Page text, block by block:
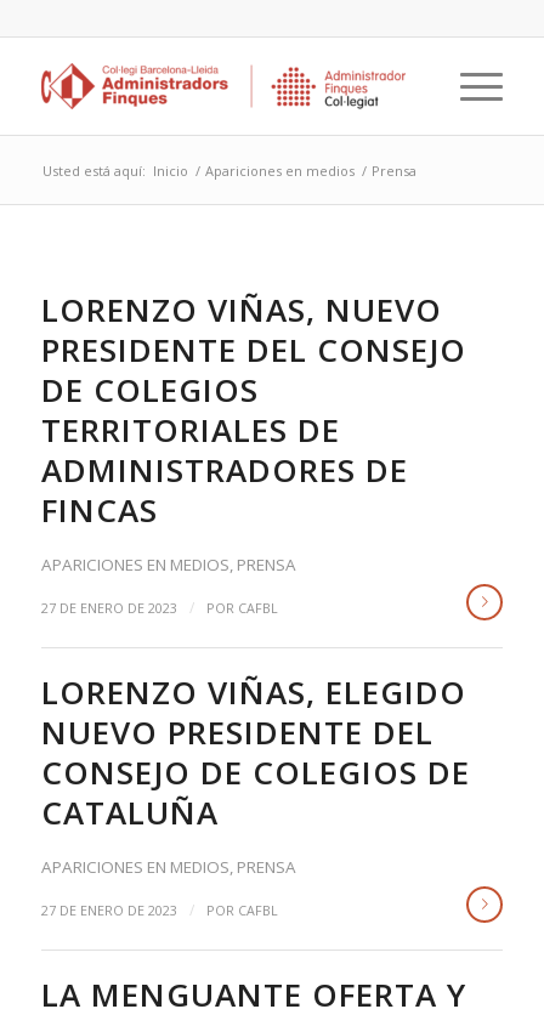
Usted está aquí: Inicio / Apariciones en medios / Prensa
LORENZO VIÑAS, NUEVO
PRESIDENTE DEL CONSEJO
DE COLEGIOS
TERRITORIALES DE
ADMINISTRADORES DE
FINCAS
APARICIONES EN MEDIOS, PRENSA
27 DE ENERO DE 2023 / POR CAFBL
LORENZO VIÑAS, ELEGIDO
NUEVO PRESIDENTE DEL
CONSEJO DE COLEGIOS DE
CATALUÑA
APARICIONES EN MEDIOS, PRENSA
27 DE ENERO DE 2023 / POR CAFBL
LA MENGUANTE OFERTA Y